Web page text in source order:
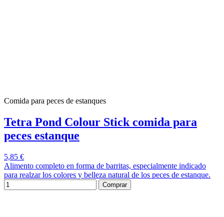
Comida para peces de estanques
Tetra Pond Colour Stick comida para
peces estanque
5,85 €
Alimento completo en forma de barritas, especialmente indicado
para realzar los colores y belleza natural de los peces de estanque.
Comprar